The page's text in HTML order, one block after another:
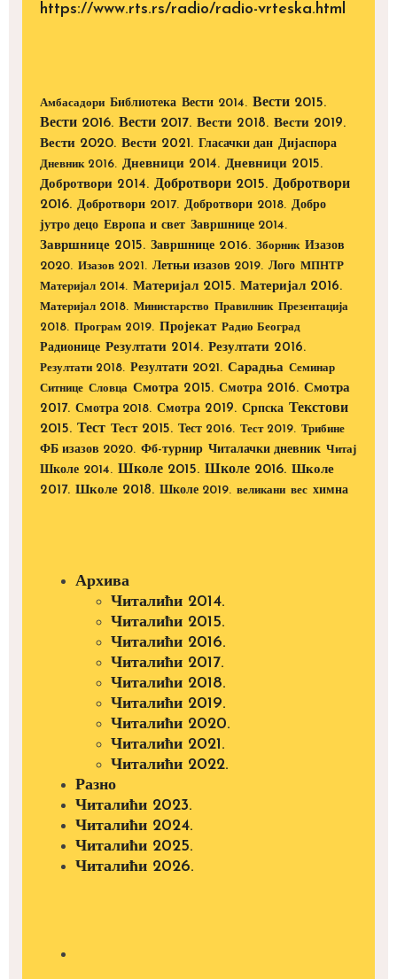
https://www.rts.rs/radio/radio-vrteska.html
Амбасадори Библиотека Вести 2014. Вести 2015.
Вести 2016. Вести 2017. Вести 2018. Вести 2019.
Вести 2020. Вести 2021. Гласачки дан Дијаспора
Дневник 2016. Дневници 2014. Дневници 2015.
Добротвори 2014. Добротвори 2015. Добротвори
2016. Добротвори 2017. Добротвори 2018. Добро
јутро децо Европа и свет Завршнице 2014.
Завршнице 2015. Завршнице 2016. Зборник Изазов
2020. Изазов 2021. Летњи изазов 2019. Лого МПНТР
Материјал 2014. Материјал 2015. Материјал 2016.
Материјал 2018. Министарство Правилник Презентација
2018. Програм 2019. Пројекат Радио Београд
Радионице Резултати 2014. Резултати 2016.
Резултати 2018. Резултати 2021. Сарадња Семинар
Ситнице Словца Смотра 2015. Смотра 2016. Смотра
2017. Смотра 2018. Смотра 2019. Српска Текстови
2015. Тест Тест 2015. Тест 2016. Тест 2019. Трибине
ФБ изазов 2020. Фб-турнир Читалачки дневник Читај
Школе 2014. Школе 2015. Школе 2016. Школе
2017. Школе 2018. Школе 2019. великани вес химна
Архива
Читалићи 2014.
Читалићи 2015.
Читалићи 2016.
Читалићи 2017.
Читалићи 2018.
Читалићи 2019.
Читалићи 2020.
Читалићи 2021.
Читалићи 2022.
Разно
Читалићи 2023.
Читалићи 2024.
Читалићи 2025.
Читалићи 2026.